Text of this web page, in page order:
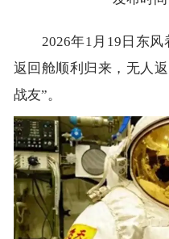
2026年1月19日东风
返回舱顺利归来，无人
战友”。